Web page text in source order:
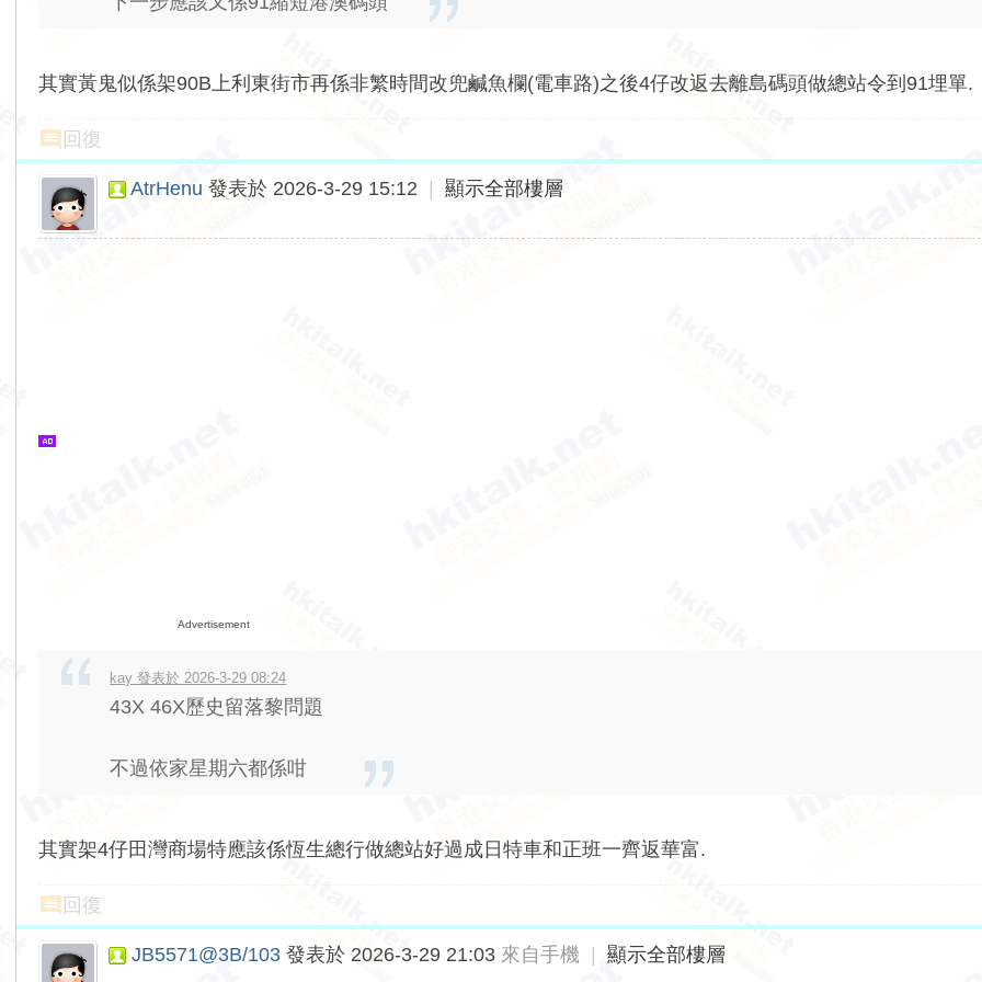
其實黃鬼似係架90B上利東街市再係非繁時間改兜鹹魚欄(電車路)之後4仔改返去離島碼頭做總站令到91埋單.
回復
AtrHenu 發表於 2026-3-29 15:12 顯示全部樓層
Advertisement
kay 發表於 2026-3-29 08:24
43X 46X歷史留落黎問題
不過依家星期六都係咁
其實架4仔田灣商場特應該係恆生總行做總站好過成日特車和正班一齊返華富.
回復
JB5571@3B/103 發表於 2026-3-29 21:03 來自手機 顯示全部樓層